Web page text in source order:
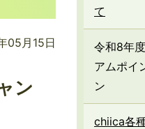
05月15日
ン
て
令和8年
アムポイ
ン
chiica各